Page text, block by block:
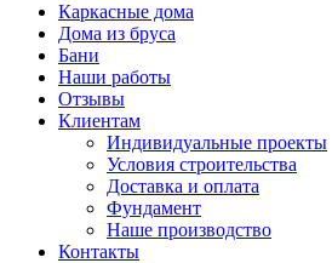
Каркасные дома
Дома из бруса
Бани
Наши работы
Отзывы
Клиентам
Индивидуальные проекты
Условия строительства
Доставка и оплата
Фундамент
Наше производство
Контакты